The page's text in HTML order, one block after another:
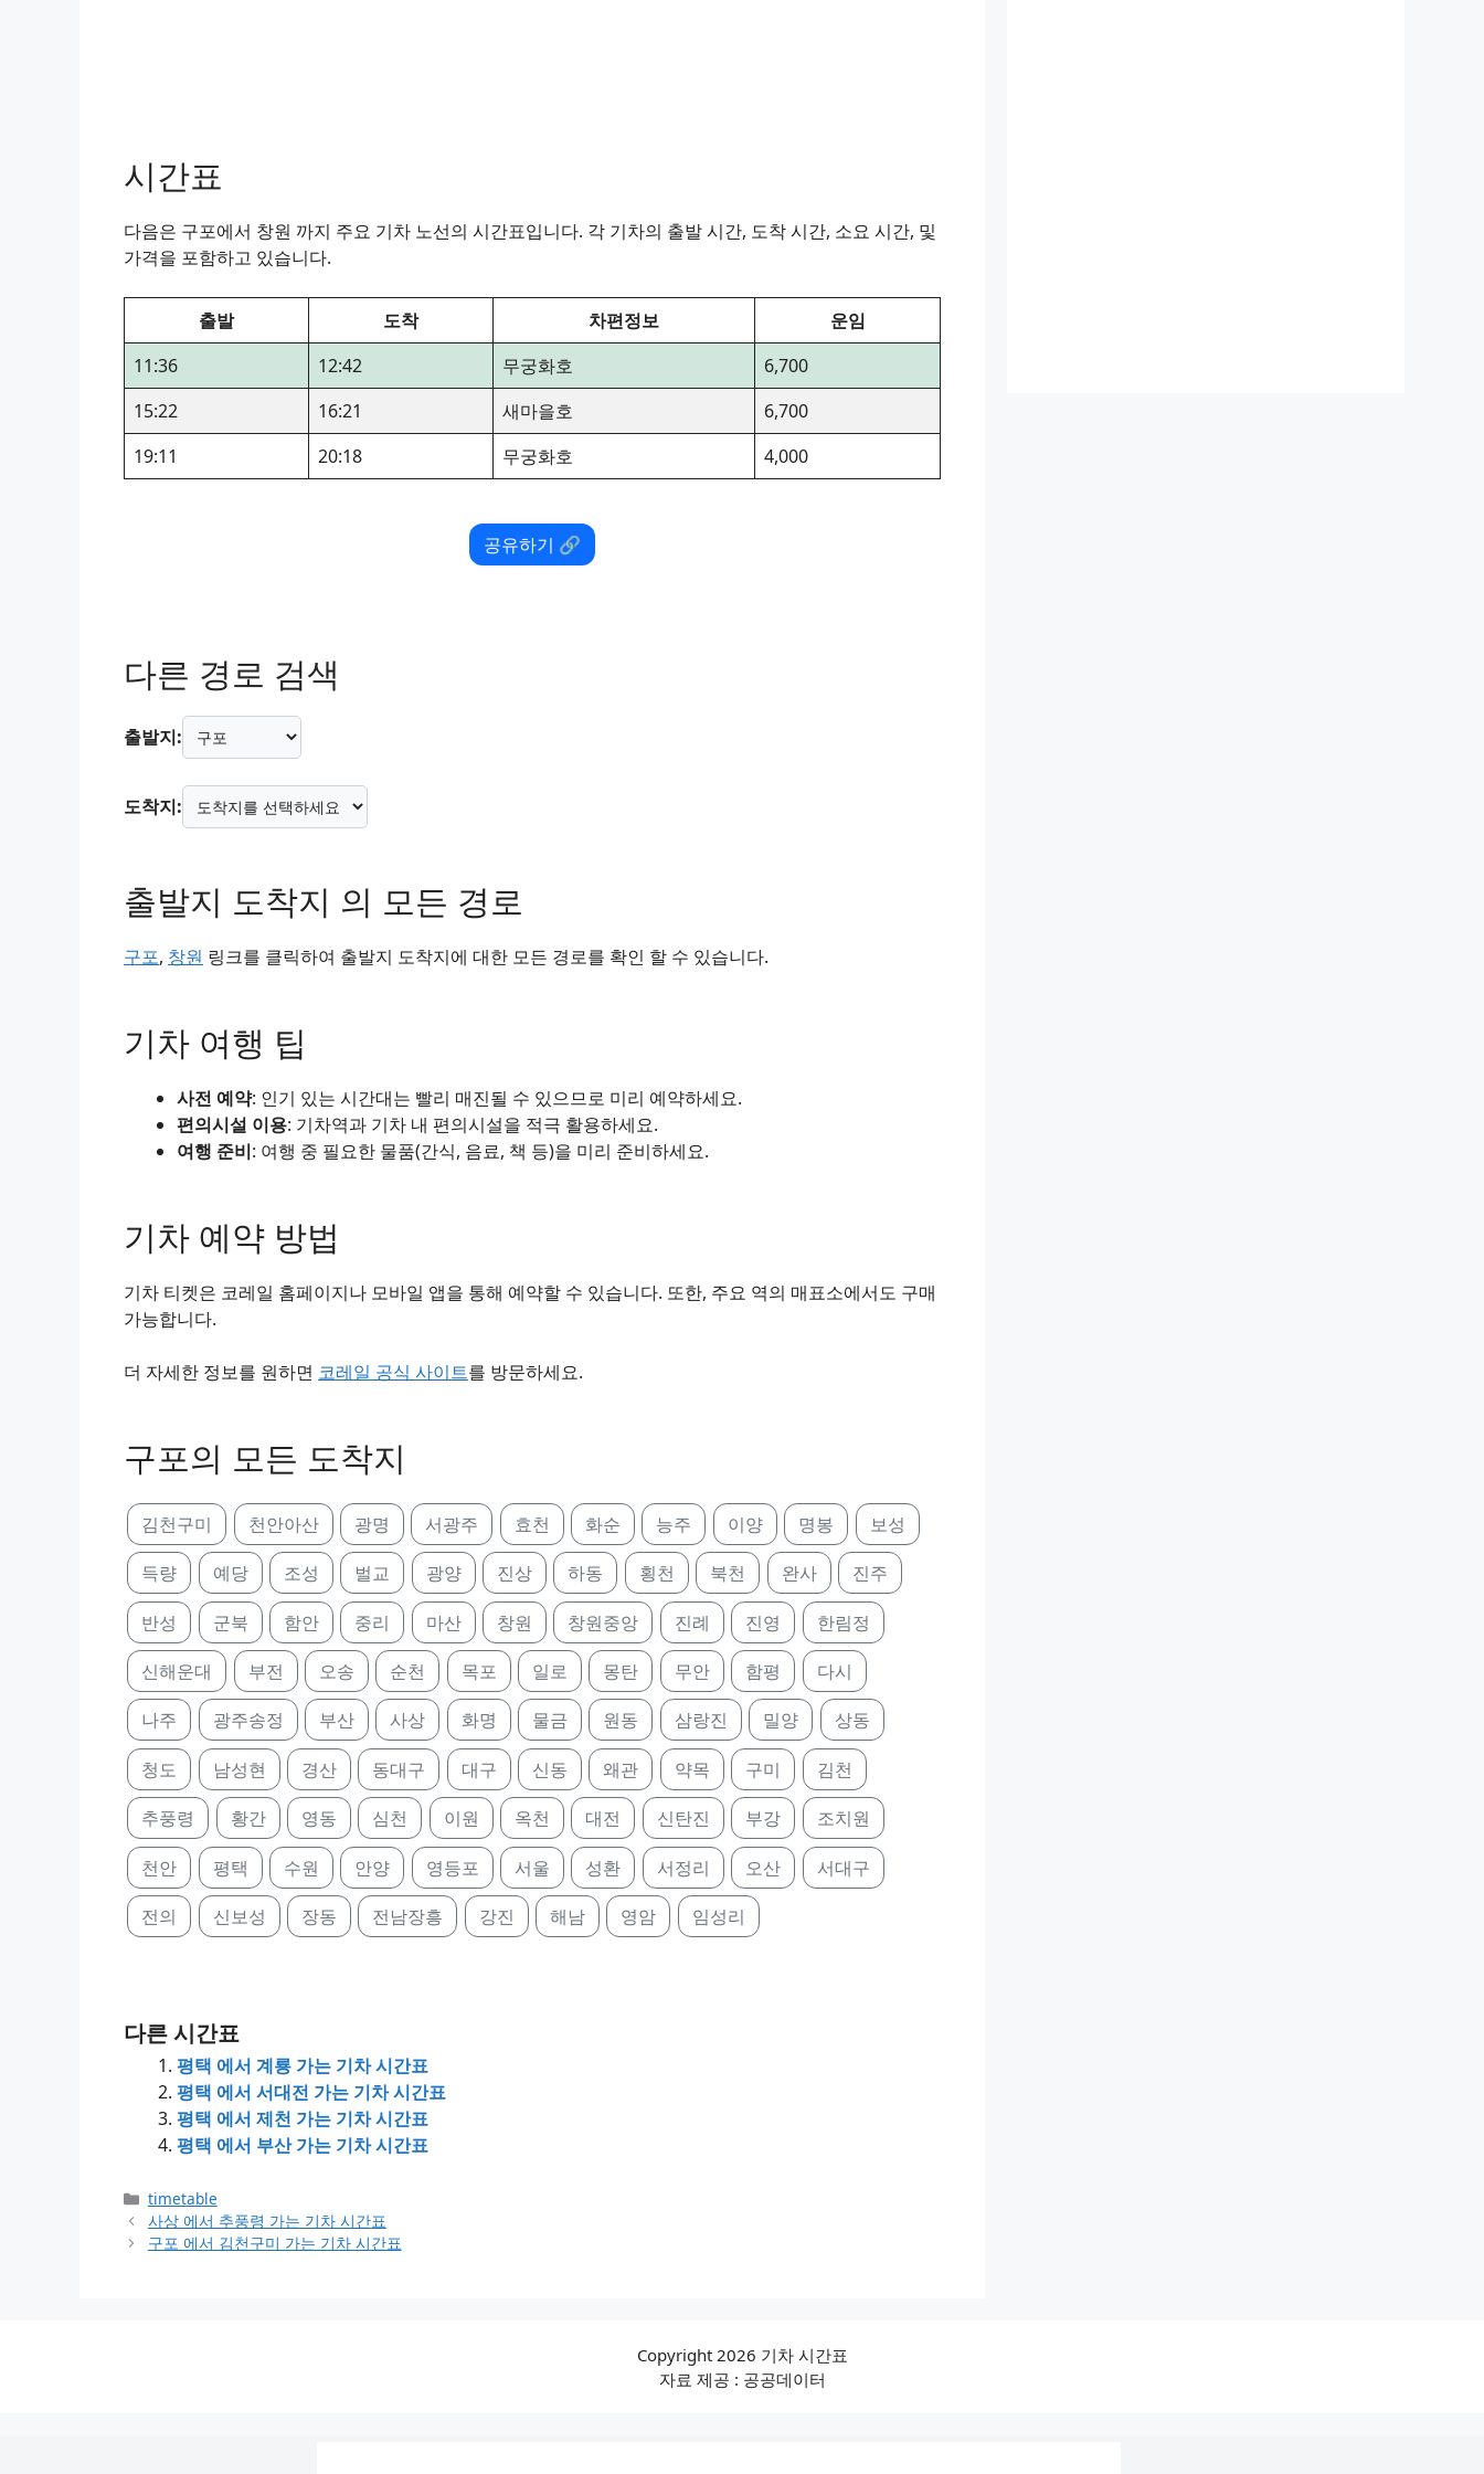
시간표
다음은 구포에서 창원 까지 주요 기차 노선의 시간표입니다. 각 기차의 출발 시간, 도착 시간, 소요 시간, 및
가격을 포함하고 있습니다.
출발 도착 차편정보
운임
11:36
12:42 무궁화호
6,700
15:22
16:21 새마을호
6,700
19:11
20:18 무궁화호 4,000
공유하기 🔗
다른 경로 검색
출발지:
도착지:
출발지 도착지 의 모든 경로
구포, 창원 링크를 클릭하여 출발지 도착지에 대한 모든 경로를 확인 할 수 있습니다.
기차 여행 팁
사전 예약: 인기 있는 시간대는 빨리 매진될 수 있으므로 미리 예약하세요.
편의시설 이용: 기차역과 기차 내 편의시설을 적극 활용하세요.
여행 준비: 여행 중 필요한 물품(간식, 음료, 책 등)을 미리 준비하세요.
기차 예약 방법
기차 티켓은 코레일 홈페이지나 모바일 앱을 통해 예약할 수 있습니다. 또한, 주요 역의 매표소에서도 구매
가능합니다.
더 자세한 정보를 원하면 코레일 공식 사이트를 방문하세요.
구포의 모든 도착지
김천구미 천안아산 광명 서광주 효천 화순 능주 이양 명봉 보성
득량 예당 조성 벌교 광양 진상 하동 횡천 북천 완사 진주
반성 군북 함안 중리 마산 창원 창원중앙 진례 진영 한림정
신해운대 부전 오송 순천 목포 일로 몽탄 무안 함평 다시
나주 광주송정 부산 사상 화명 물금 원동 삼랑진 밀양 상동
청도 남성현 경산 동대구 대구 신동 왜관 약목 구미 김천
추풍령 황간 영동 심천 이원 옥천 대전 신탄진 부강 조치원
천안 평택 수원 안양 영등포 서울 성환 서정리 오산 서대구
전의 신보성 장동 전남장흥 강진 해남 영암 임성리
다른 시간표
평택 에서 계룡 가는 기차 시간표
평택 에서 서대전 가는 기차 시간표
평택 에서 제천 가는 기차 시간표
평택 에서 부산 가는 기차 시간표
Categories
timetable
사상 에서 추풍령 가는 기차 시간표
구포 에서 김천구미 가는 기차 시간표
Copyright 2026 기차 시간표
자료 제공 : 공공데이터